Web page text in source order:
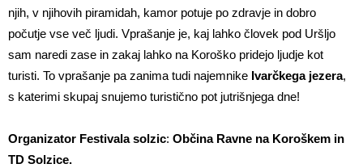
njih, v njihovih piramidah, kamor potuje po zdravje in dobro
počutje vse več ljudi. Vprašanje je, kaj lahko človek pod Uršljo
sam naredi zase in zakaj lahko na Koroško pridejo ljudje kot
turisti. To vprašanje pa zanima tudi najemnike Ivarčkega jezera,
s katerimi skupaj snujemo turistično pot jutrišnjega dne!
Organizator Festivala solzic: Občina Ravne na Koroškem in
TD Solzice.